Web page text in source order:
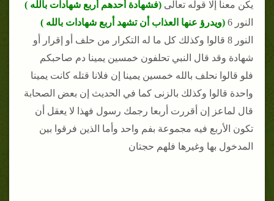
يكن معنا إلا قوله تعالى (فشهادة أحدهم أربع شهادات بالله )
النور 6
(ويدرؤ عنها العذاب أن تشهد أربع شهادات بالله )
النور 8 قالوا وكذلك كل ما له التكرار من حلف أو إقرار أو
شهادة وقد قال النبي تحلفون خمسين يمينا دم صاحبكم
فلو قالوا نحلف بالله خمسين يمينا إن فلانا قتله كانت يمينا
واحدة قالوا وكذلك بالزنى كما في الحديث إن بعض الصحابة
قال لماعز إن أقررت أربعا رجمك رسول فهذا لا يعقل أن
تكون الأربع فيه مجموعة بفم واحد وأما الذين فرقوا بين
المدخول بها وغيرها فلهم حجتان